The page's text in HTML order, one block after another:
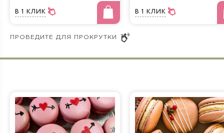
В 1 КЛИК В 1 КЛИК